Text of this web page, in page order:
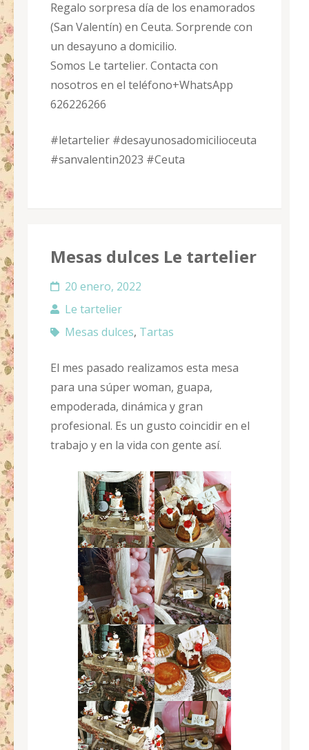
Regalo sorpresa día de los enamorados
(San Valentín) en Ceuta. Sorprende con
un desayuno a domicilio.
Somos Le tartelier. Contacta con
nosotros en el teléfono+WhatsApp
626226266
#letartelier #desayunosadomicilioceuta
#sanvalentin2023 #Ceuta
Mesas dulces Le tartelier
20 enero, 2022
Le tartelier
Mesas dulces, Tartas
El mes pasado realizamos esta mesa
para una súper woman, guapa,
empoderada, dinámica y gran
profesional. Es un gusto coincidir en el
trabajo y en la vida con gente así.